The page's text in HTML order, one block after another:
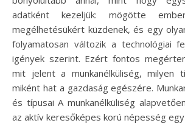
adatként kezeljük: mögötte
megélhetésükért küzdenek, és egy
folyamatosan változik a technológiai
igények szerint. Ezért fontos
mit jelent a munkanélküliség, milyen
miként hat a gazdaság egészére.
és típusai A munkanélküliség
az aktív keresőképes korú népesség